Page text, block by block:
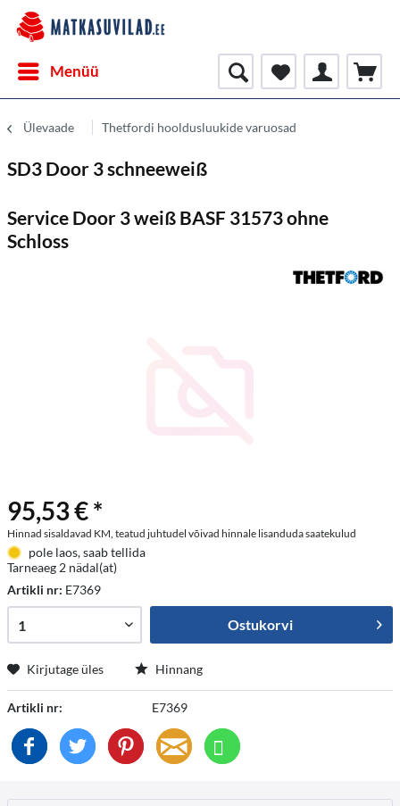
Menüü
Ülevaade Thetfordi hooldusluukide varuosad
SD3 Door 3 schneeweiß
Service Door 3 weiß BASF 31573 ohne
Schloss
95,53 € *
Hinnad sisaldavad KM, teatud juhtudel võivad hinnale lisanduda saatekulud
pole laos, saab tellida
Tarneaeg 2 nädal(at)
Artikli nr: E7369
Ostukorvi
Kirjutage üles Hinnang
Artikli nr: E7369